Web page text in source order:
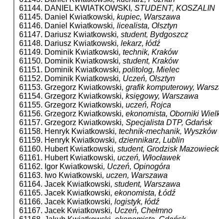
61144. DANIEL KWIATKOWSKI , STUDENT, KOSZALIN
61145. Daniel Kwiatkowski, kupiec, Warszawa
61146. Daniel Kwiatkowski, licealista, Olsztyn
61147. Dariusz Kwiatkowski, student, Bydgoszcz
61148. Dariusz Kwiatkowski, lekarz, łódź
61149. Dominik Kwiatkowski, technik, Kraków
61150. Dominik Kwiatkowski, student, Kraków
61151. Dominik Kwiatkowski, politolog, Mielec
61152. Dominik Kwiatkowski, Uczeń, Olsztyn
61153. Grzegorz Kwiatkowski, grafik komputerowy,
61154. Grzegorz Kwiatkowski, księgowy, Warszawa
61155. Grzegorz Kwiatkowski, uczeń, Rojca
61156. Grzegorz Kwiatkowski, ekonomista, Oborniki
61157. Grzegorz Kwiatkowski, Specjalista DTP, Gdańsk
61158. Henryk Kwiatkowski, technik-mechanik, Wyszków
61159. Henryk Kwiatkowski, dziennikarz, Lublin
61160. Hubert Kwiatkowski, student, Grodzisk
61161. Hubert Kwiatkowski, uczeń, Włocławek
61162. Igor Kwiatkowski, Uczeń, Opinogóra
61163. Iwo Kwiatkowski, uczen, Warszawa
61164. Jacek Kwiatkowski, student, Warszawa
61165. Jacek Kwiatkowski, ekonomista, Łódź
61166. Jacek Kwiatkowski, logistyk, łódź
61167. Jacek Kwiatkowski, Uczeń, Chełmno